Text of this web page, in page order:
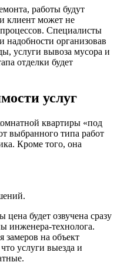
работы будут
клиент может не
Специалисты
надобности организовав
услуги вывоза мусора и
отделки будет
услуг
квартиры «под
выбранного типа работ
Кроме того, она
будет озвучена сразу
инженера-технолога.
замеров на объект
услуги выезда и